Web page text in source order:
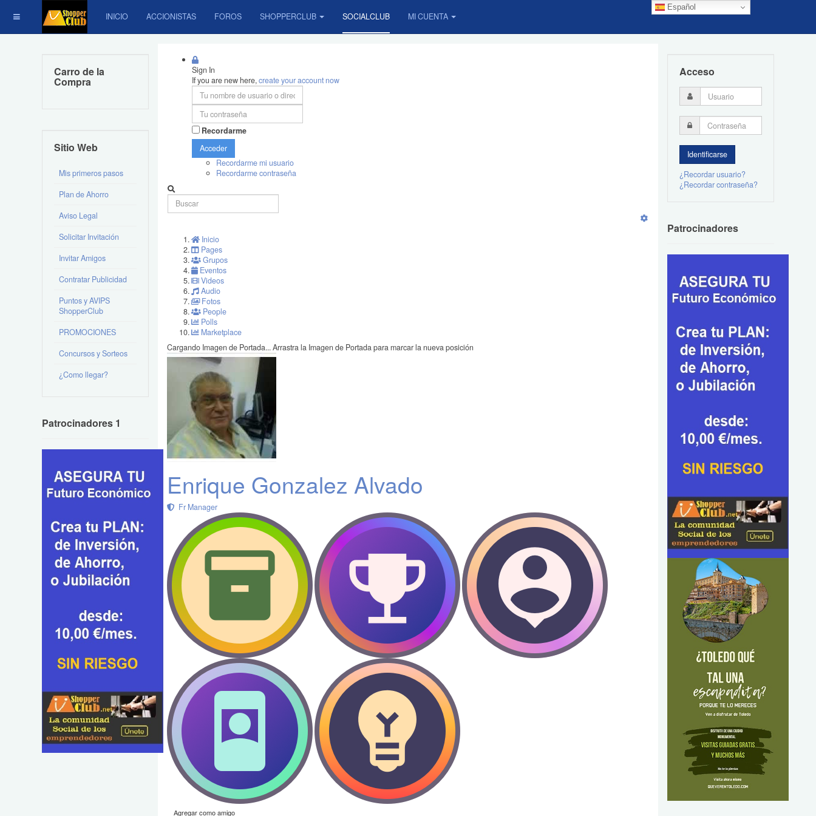
Español
INICIO ACCIONISTAS FOROS SHOPPERCLUB SOCIALCLUB MI CUENTA
Sign In
If you are new here,create your account now
Recordarme
Acceder
Recordarme mi usuario
Recordarme contraseña
Inicio
Pages
Grupos
Eventos
Videos
Audio
Fotos
People
Polls
Marketplace
Cargando Imagen de Portada...Arrastra la Imagen de Portada para marcar la nueva posición
Enrique Gonzalez Alvado
Fr Manager
Agregar como amigo
Carro de la
Compra
Sitio Web
Mis primeros pasos
Plan de Ahorro
Aviso Legal
Solicitar Invitación
Invitar Amigos
Contratar Publicidad
Puntos y AVIPS
ShopperClub
PROMOCIONES
Concursos y Sorteos
¿Como llegar?
Patrocinadores 1
Acceso
¿Recordar usuario?
¿Recordar contraseña?
Patrocinadores